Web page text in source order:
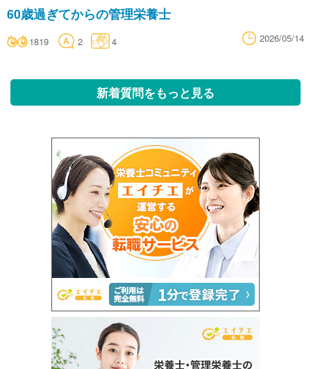
60歳過ぎてからの管理栄養士
1819 2 4 2026/05/14
新着質問をもっと見る